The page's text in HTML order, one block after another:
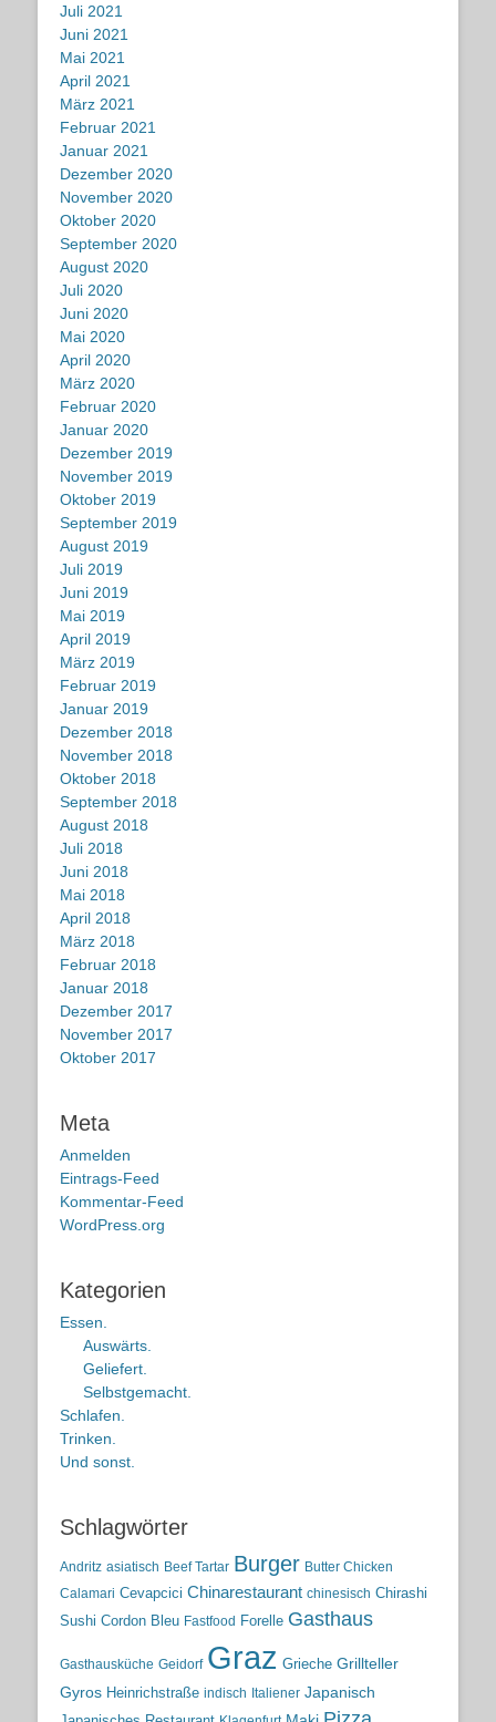
Juli 2021
Juni 2021
Mai 2021
April 2021
März 2021
Februar 2021
Januar 2021
Dezember 2020
November 2020
Oktober 2020
September 2020
August 2020
Juli 2020
Juni 2020
Mai 2020
April 2020
März 2020
Februar 2020
Januar 2020
Dezember 2019
November 2019
Oktober 2019
September 2019
August 2019
Juli 2019
Juni 2019
Mai 2019
April 2019
März 2019
Februar 2019
Januar 2019
Dezember 2018
November 2018
Oktober 2018
September 2018
August 2018
Juli 2018
Juni 2018
Mai 2018
April 2018
März 2018
Februar 2018
Januar 2018
Dezember 2017
November 2017
Oktober 2017
Meta
Anmelden
Eintrags-Feed
Kommentar-Feed
WordPress.org
Kategorien
Essen.
Auswärts.
Geliefert.
Selbstgemacht.
Schlafen.
Trinken.
Und sonst.
Schlagwörter
Andritz asiatisch Beef Tartar Burger Butter Chicken
Calamari Cevapcici Chinarestaurant chinesisch Chirashi
Sushi Cordon Bleu Fastfood Forelle Gasthaus
Gasthausküche Geidorf Graz Grieche Grillteller
Gyros Heinrichstraße indisch Italiener Japanisch